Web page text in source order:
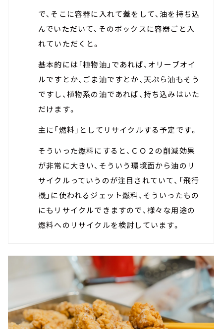
で、そこに容器に入れて蓋をして、油を持ち込
んでいただいて、そのボックスに容器ごと入
れていただくと。
基本的には「植物油」であれば、オリーブオイ
ルですとか、ごま油ですとか、天ぷら油もそう
ですし、植物系の油であれば、持ち込みはいた
だけます。
主に「燃料」としてリサイクルする予定です。
そういった燃料にすると、ＣＯ２の削減効果
が非常に大きい、そういう環境面から油のリ
サイクルっていうのが注目されていて、「飛行
機」に使われるジェット燃料、そういったもの
にもリサイクルできますので、様々な用途の
燃料へのリサイクルを検討しています。